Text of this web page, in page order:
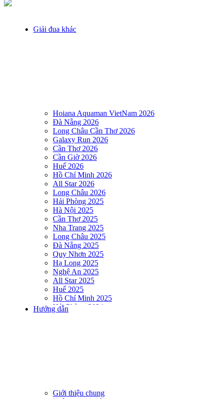
Giải đua khác
Hoiana Aquaman VietNam 2026
Đà Nẵng 2026
Long Châu Cần Thơ 2026
Galaxy Run 2026
Cần Thơ 2026
Cần Giờ 2026
Huế 2026
Hồ Chí Minh 2026
All Star 2026
Long Châu 2026
Hải Phòng 2025
Hà Nội 2025
Cần Thơ 2025
Nha Trang 2025
Long Châu 2025
Đà Nẵng 2025
Quy Nhơn 2025
Hạ Long 2025
Nghệ An 2025
All Star 2025
Huế 2025
Hồ Chí Minh 2025
Hải Phòng 2024
DNSE AQUAMAN VIETNAM 2024
DNSE AQUAMAN VIETNAM 2023
Hướng dẫn
Giới thiệu chung